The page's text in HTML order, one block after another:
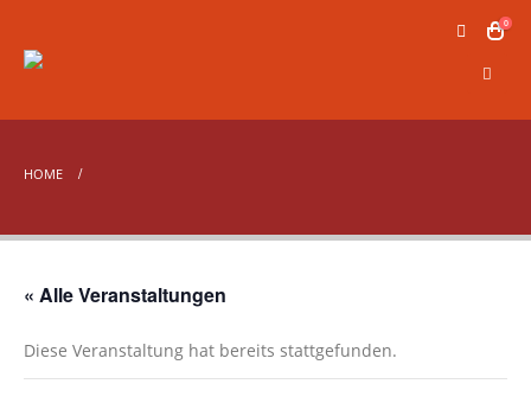
0
HOME
« Alle Veranstaltungen
Diese Veranstaltung hat bereits stattgefunden.